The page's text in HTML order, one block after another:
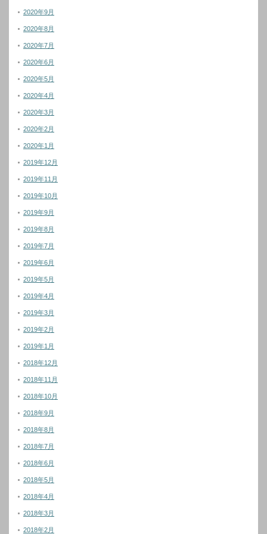
2020年9月
2020年8月
2020年7月
2020年6月
2020年5月
2020年4月
2020年3月
2020年2月
2020年1月
2019年12月
2019年11月
2019年10月
2019年9月
2019年8月
2019年7月
2019年6月
2019年5月
2019年4月
2019年3月
2019年2月
2019年1月
2018年12月
2018年11月
2018年10月
2018年9月
2018年8月
2018年7月
2018年6月
2018年5月
2018年4月
2018年3月
2018年2月